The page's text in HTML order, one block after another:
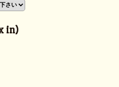
in)